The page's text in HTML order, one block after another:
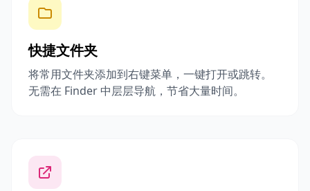
快捷文件夹
将常用文件夹添加到右键菜单，一键打开或跳转。
无需在 Finder 中层层导航，节省大量时间。